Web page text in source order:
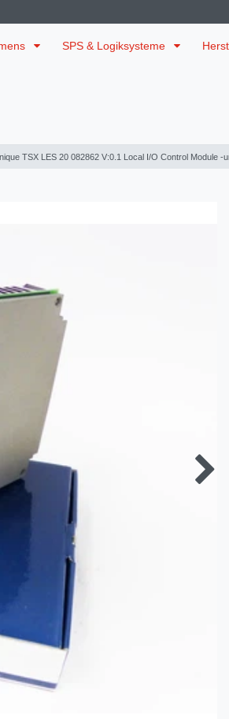
SPS & Logiksysteme
TSX LES 20 082862 V:0.1 Local I/O Control Module -